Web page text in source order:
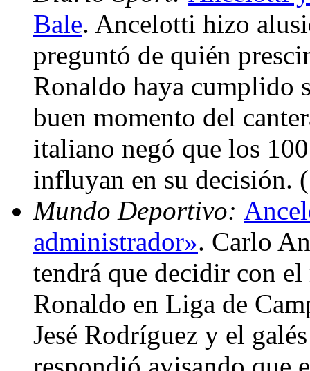
Bale. Ancelotti hizo
preguntó de quién
Ronaldo haya cumplido
buen momento del
italiano negó que los
influyan en su
Mundo Deportivo:
administrador». Carlo
tendrá que decidir con
Ronaldo en Liga de
Jesé Rodríguez y el